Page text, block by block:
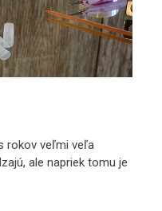
rokov veľmi veľa
ale napriek tomu je